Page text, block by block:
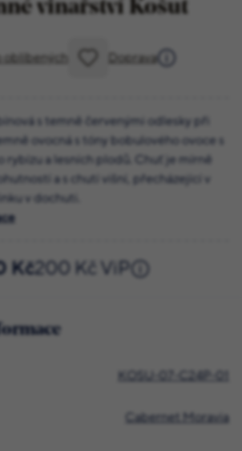
vinařství Košut
oblíbených Doprava
s temně červenými odlesky při
ovocná s tóny bobulového ovoce s
rybízu a lesních plodů. Chuť je mírně
a s chutí višní, přecházející v
v dochuti.
Kč200 Kč ViP
KOSU-07-C24P-01
Cabernet Moravia